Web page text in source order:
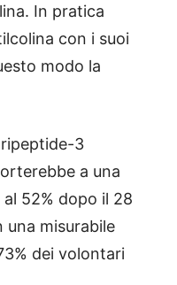
In pratica
con i suoi
modo la
3
a una
52% dopo il 28
misurabile
dei volontari